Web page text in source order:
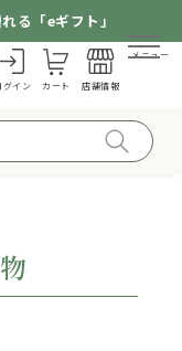
る「eギフト」
グイン カート 店舗情報
メニュー